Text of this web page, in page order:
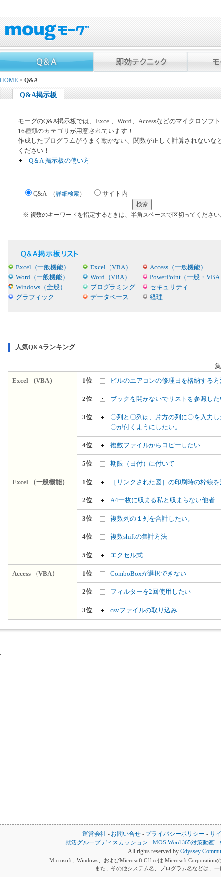
HOME > Q&A
Q&A掲示板
モーグのQ&A掲示板では、Excel、Word、Accessなどのマイクロソフ
16種類のカテゴリが用意されています！
作成したプログラムがうまく動かない、関数が正しく計算されないな
ください！
Q＆A 掲示板の使い方
Q&A （詳細検索） サイト内
※ 複数のキーワードを指定するときは、半角スペースで区切ってください
Excel（一般機能） Excel（VBA）
Access（一般機能）
Word（一般機能）
Word（VBA）
PowerPoint（一般・VBA
Windows（全般）
プログラミング
セキュリティ
グラフィック
データベース 経理
人気Q&Aランキング
Excel （VBA）
1位 ビルのエアコンの修理日を格納する方
2位 ブックを開かないでリストを参照した
3位
〇列と〇列は、片方の列に〇を入力
〇が付くようにしたい。
4位 複数ファイルからコピーしたい
5位 期限（日付）に付いて
Excel （一般機能） 1位 ［リンクされた図］の印刷時の枠線
2位 A4一枚に収まる私と収まらない他者
3位 複数列の１列を合計したい。
4位 複数shiftの集計方法
5位 エクセル式
Access （VBA） 1位 ComboBoxが選択できない
2位 フィルターを2回使用したい
3位 csvファイルの取り込み
運営会社 - お問い合せ - プライバシーポリシー - サ
就活グループディスカッション -MOS Word 365対策動画 -
All rights reserved by Odyssey
Microsoft、Windows、およびMicrosoft Officeは Microsoft Corporation
また、その他システム名、プログラム名などは、